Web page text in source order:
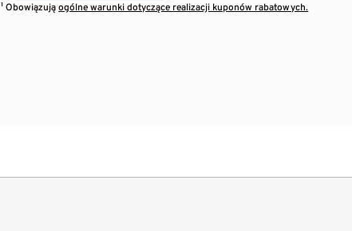
¹ Obowiązująogólne warunki dotyczące realizacji kuponów rabatowych.